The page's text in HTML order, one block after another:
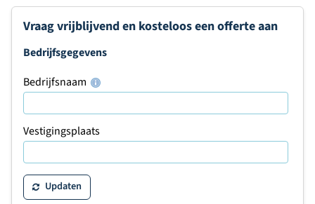
Vraag vrijblijvend en kosteloos een offerte aan
Bedrijfsgegevens
Bedrijfsnaam
Vestigingsplaats
Updaten